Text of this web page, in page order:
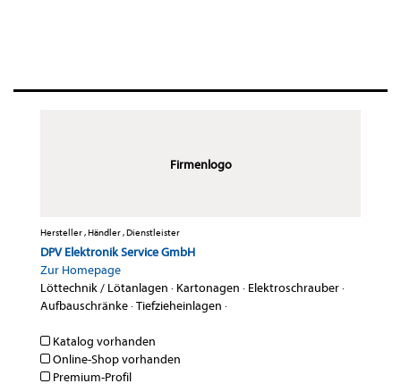
Firmenlogo
Hersteller , Händler , Dienstleister
DPV Elektronik Service GmbH
Zur Homepage
Löttechnik / Lötanlagen · Kartonagen · Elektroschrauber·
Aufbauschränke·Tiefzieheinlagen ·
Katalog vorhanden
Online-Shop vorhanden
Premium-Profil